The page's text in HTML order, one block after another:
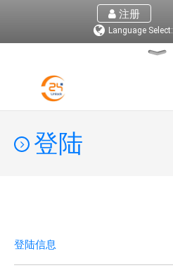
注册
Language Select:
登陆
登陆信息